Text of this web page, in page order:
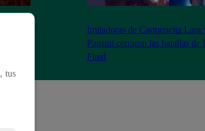
Imitadoras de Carmencita Lara
Pausini cerraron las batallas de
Final
, tus